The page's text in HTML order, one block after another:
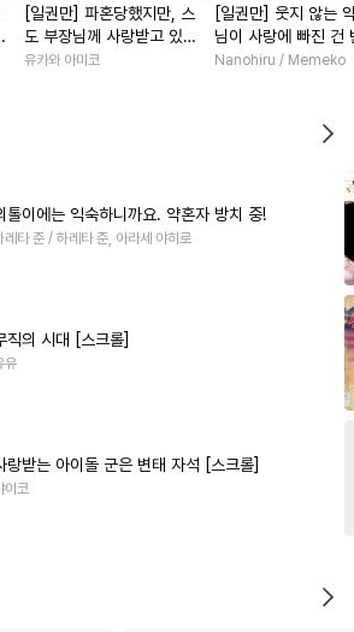
[일권만] 파혼당했지만, 스
도 부장님께 사랑받고 있습
니다 [단행본]
유카와 아미코
[일권만] 웃지 않는
님이 사랑에 빠진 건
저인 것 같습니다 [
Nanohiru / Memeko
톨이에는 익숙하니까요. 약혼자 방치 중!
레타 준 / 하레타 준, 아라세 야히로
직의 시대 [스크롤]
유
랑받는 아이돌 군은 변태 자석 [스크롤]
이코